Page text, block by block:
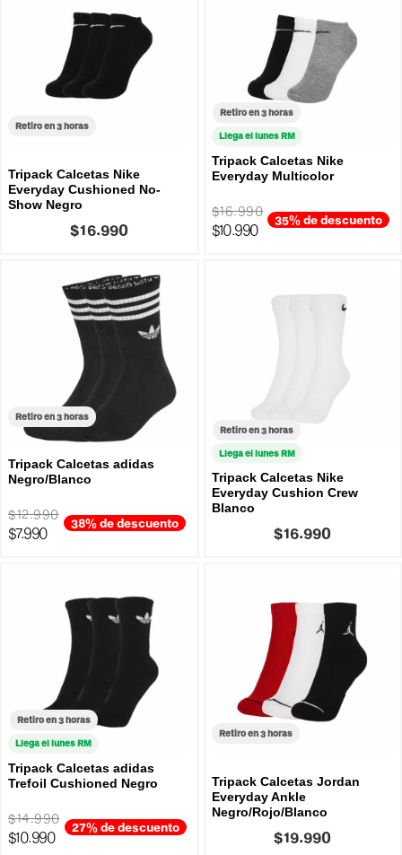
Retiro en 3 horas
Tripack Calcetas Nike
Everyday Cushioned No-
Show Negro
$16.990
Retiro en 3 horas
Llega el lunes RM
Tripack Calcetas Nike
Everyday Multicolor
$16.990
$10.990
35% de descuento
Retiro en 3 horas
Tripack Calcetas adidas
Negro/Blanco
$12.990
$7.990
38% de descuento
Retiro en 3 horas
Llega el lunes RM
Tripack Calcetas Nike
Everyday Cushion Crew
Blanco
$16.990
Retiro en 3 horas
Llega el lunes RM
Tripack Calcetas adidas
Trefoil Cushioned Negro
$14.990
$10.990
27% de descuento
Retiro en 3 horas
Tripack Calcetas Jordan
Everyday Ankle
Negro/Rojo/Blanco
$19.990